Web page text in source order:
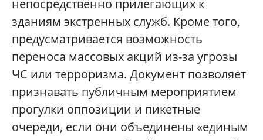
непосредственно прилегающих к
зданиям экстренных служб. Кроме того,
предусматривается возможность
переноса массовых акций из-за угрозы
ЧС или терроризма. Документ позволяет
признавать публичным мероприятием
прогулки оппозиции и пикетные
очереди, если они объединены «единым